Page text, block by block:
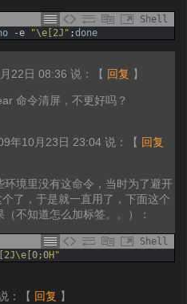
Shell
-e "\e[2J" ;done
22日 08:36 说： 【 回复 】
命令清屏，不更好吗？
年10月23日 23:04 说： 【 回复
环境里没有这命令，当时为了避开
了，于是就一直用了，下面这个
不知道怎么加标签。。）：
Shell
： 【 回复 】